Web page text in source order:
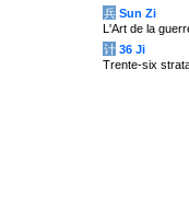
兵 Sun Zi
L'Art de la
计 36 Ji
Trente-six